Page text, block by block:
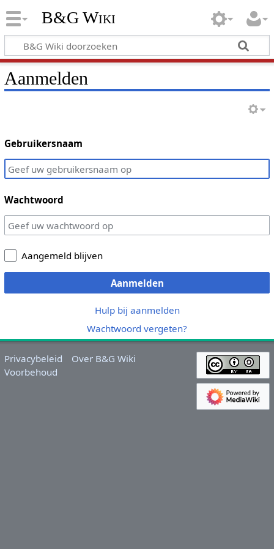
B&G Wiki
Aanmelden
Gebruikersnaam
Wachtwoord
Aangemeld blijven
Aanmelden
Hulp bij aanmelden
Wachtwoord vergeten?
Privacybeleid
Over B&G Wiki
Voorbehoud